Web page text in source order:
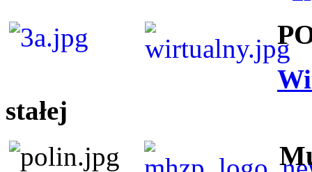
stałej